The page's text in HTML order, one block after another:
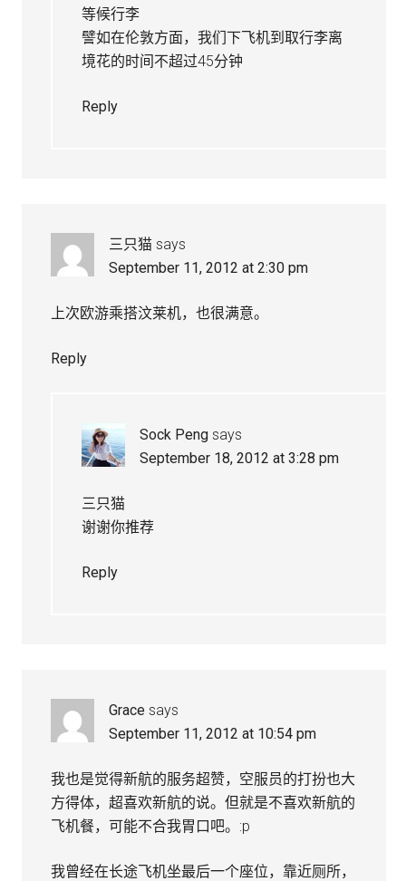
等候行李
譬如在伦敦方面，我们下飞机到取行李离
境花的时间不超过45分钟
Reply
三只猫 says
September 11, 2012 at 2:30 pm
上次欧游乘搭汶莱机，也很满意。
Reply
Sock Peng says
September 18, 2012 at 3:28 pm
三只猫
谢谢你推荐
Reply
Grace says
September 11, 2012 at 10:54 pm
我也是觉得新航的服务超赞，空服员的打扮也大
方得体，超喜欢新航的说。但就是不喜欢新航的
飞机餐，可能不合我胃口吧。:p
我曾经在长途飞机坐最后一个座位，靠近厕所，